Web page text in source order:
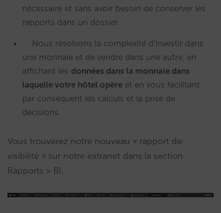
nécessaire et sans avoir besoin de conserver les
rapports dans un dossier.
Nous résolvons la complexité d’investir dans
une monnaie et de vendre dans une autre, en
affichant les données dans la monnaie dans
laquelle votre hôtel opère et en vous facilitant
par conséquent les calculs et la prise de
décisions.
Vous trouverez notre nouveau « rapport de
visibilité » sur notre extranet dans la section
Rapports > BI.